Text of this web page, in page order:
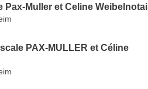
Pax-Muller et Celine Weibelnotai
PAX-MULLER et Céline